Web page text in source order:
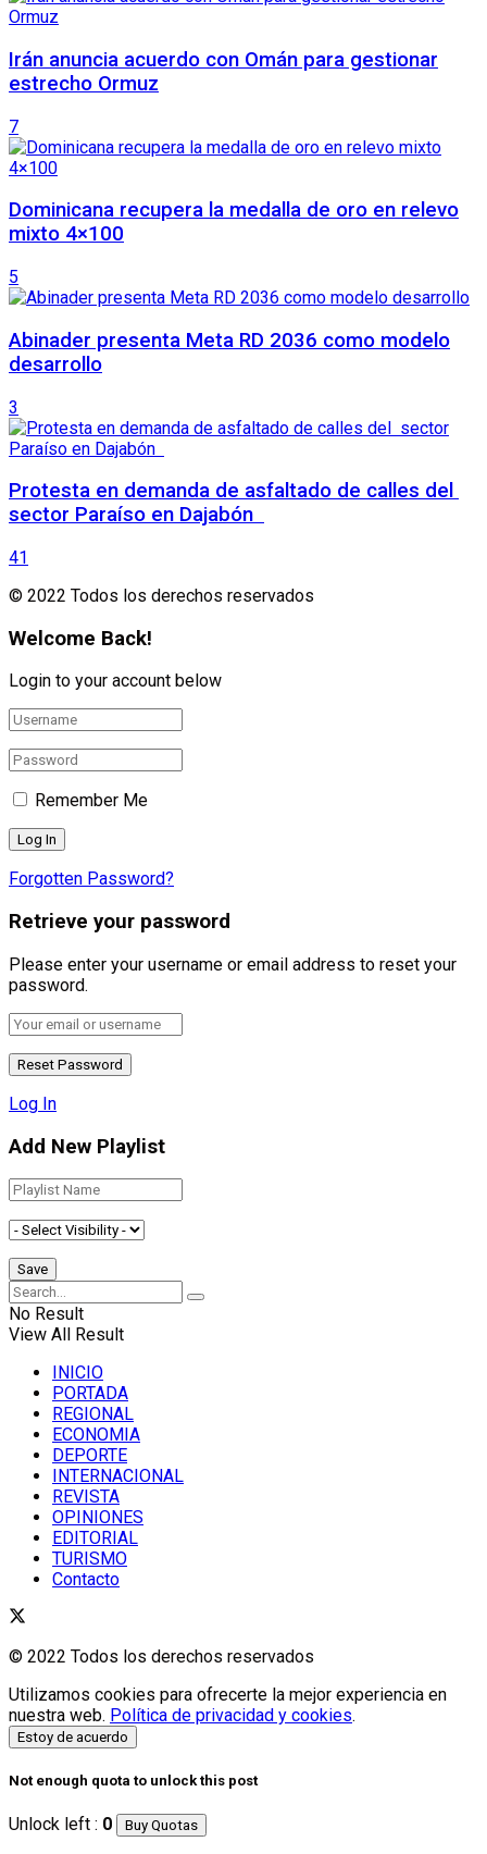
Irán anuncia acuerdo con Omán para gestionar
estrecho Ormuz
7
Dominicana recupera la medalla de oro en relevo
mixto 4×100
5
Abinader presenta Meta RD 2036 como modelo
desarrollo
3
Protesta en demanda de asfaltado de calles del
sector Paraíso en Dajabón
41
© 2022 Todos los derechos reservados
Welcome Back!
Login to your account below
Remember Me
Forgotten Password?
Retrieve your password
Please enter your username or email address to reset your
password.
Log In
Add New Playlist
No Result
View All Result
INICIO
PORTADA
REGIONAL
ECONOMIA
DEPORTE
INTERNACIONAL
REVISTA
OPINIONES
EDITORIAL
TURISMO
Contacto
© 2022 Todos los derechos reservados
Utilizamos cookies para ofrecerte la mejor experiencia en
nuestra web. Política de privacidad y cookies.
Estoy de acuerdo
Not enough quota to unlock this post
Unlock left : 0 Buy Quotas